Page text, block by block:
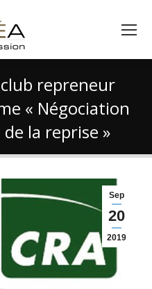
repreneur
« Négociation
la reprise »
êtes ici :
Sep
20
2019